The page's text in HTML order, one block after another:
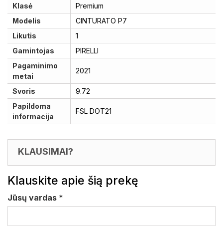
Klasė
Premium
Modelis
CINTURATO P7
Likutis
1
Gamintojas
PIRELLI
Pagaminimo
metai
2021
Svoris
9.72
Papildoma
informacija
FSL DOT21
KLAUSIMAI?
Klauskite apie šią prekę
Jūsų vardas *